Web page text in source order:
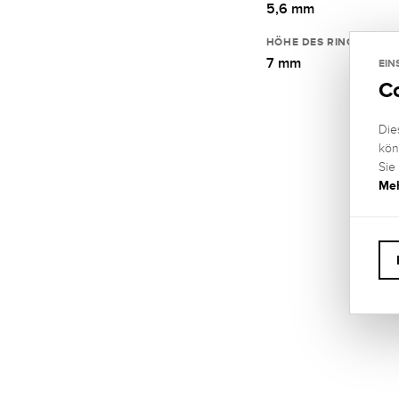
5,6 mm
HÖHE DES RINGKOPFES
7 mm
Sie